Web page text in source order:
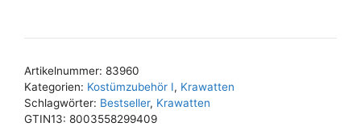
Artikelnummer: 83960
Kategorien: Kostümzubehör I, Krawatten
Schlagwörter: Bestseller, Krawatten
GTIN13: 8003558299409